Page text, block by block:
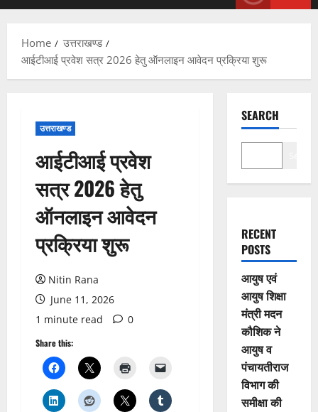
Home
उत्तराखण्ड
आईटीआई प्रवेश सत्र 2026 हेतु ऑनलाइन आवेदन प्रक्रिया शुरू
उत्तराखण्ड
आईटीआई प्रवेश
सत्र 2026 हेतु
ऑनलाइन आवेदन
प्रक्रिया शुरू
Nitin Rana
June 11, 2026
1 minute read
0
Share this:
SEARCH
RECENT
POSTS
आयुष एवं
आयुष शिक्षा
मंत्री मदन
कौशिक ने
आयुष व
पंचायतीराज
विभाग की
समीक्षा की